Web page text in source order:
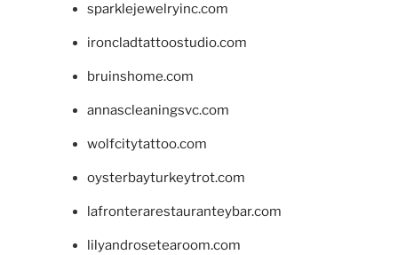
sparklejewelryinc.com
ironcladtattoostudio.com
bruinshome.com
annascleaningsvc.com
wolfcitytattoo.com
oysterbayturkeytrot.com
lafronterarestauranteybar.com
lilyandrosetearoom.com